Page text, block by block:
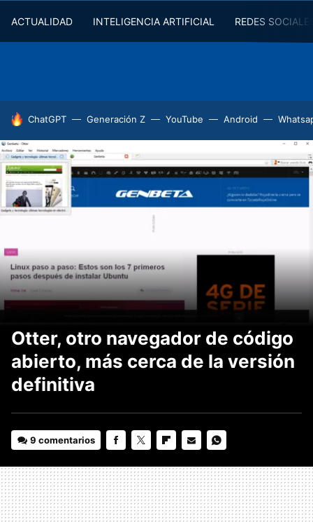
ACTUALIDAD INTELIGENCIA ARTIFICIAL REDES
HOY SE HABLA DE
ChatGPT Generación Z YouTube Android
Otter, otro navegador de código
abierto, más cerca de la versión
definitiva
9 comentarios
MAIL